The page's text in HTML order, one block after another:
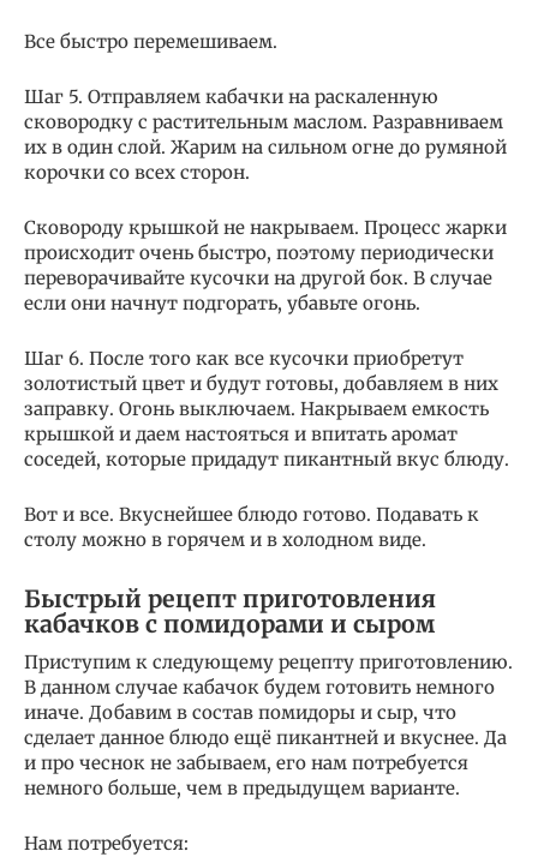
Все быстро перемешиваем.
Шаг 5. Отправляем кабачки на раскаленную
сковородку с растительным маслом. Разравниваем
их в один слой. Жарим на сильном огне до румяной
корочки со всех сторон.
Сковороду крышкой не накрываем. Процесс жарки
происходит очень быстро, поэтому периодически
переворачивайте кусочки на другой бок. В случае
если они начнут подгорать, убавьте огонь.
Шаг 6. После того как все кусочки приобретут
золотистый цвет и будут готовы, добавляем в них
заправку. Огонь выключаем. Накрываем емкость
крышкой и даем настояться и впитать аромат
соседей, которые придадут пикантный вкус блюду.
Вот и все. Вкуснейшее блюдо готово. Подавать к
столу можно в горячем и в холодном виде.
Быстрый рецепт приготовления
кабачков с помидорами и сыром
Приступим к следующему рецепту приготовлению.
В данном случае кабачок будем готовить немного
иначе. Добавим в состав помидоры и сыр, что
сделает данное блюдо ещё пикантней и вкуснее. Да
и про чеснок не забываем, его нам потребуется
немного больше, чем в предыдущем варианте.
Нам потребуется: